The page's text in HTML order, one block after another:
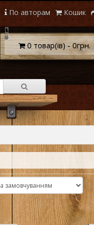
По авторам Кошик
0 товар(ів) - 0грн.